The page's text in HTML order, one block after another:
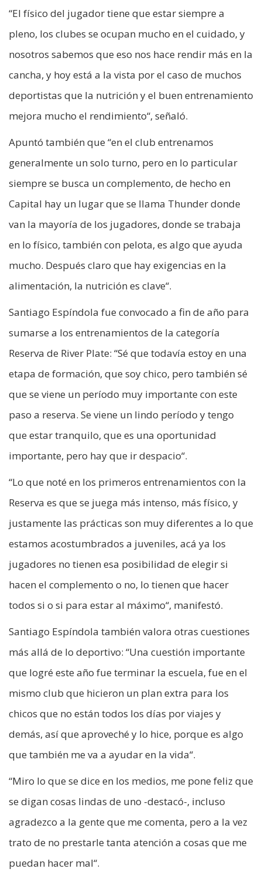
“El físico del jugador tiene que estar siempre a
pleno, los clubes se ocupan mucho en el cuidado, y
nosotros sabemos que eso nos hace rendir más en la
cancha, y hoy está a la vista por el caso de muchos
deportistas que la nutrición y el buen entrenamiento
mejora mucho el rendimiento“, señaló.
Apuntó también que “en el club entrenamos
generalmente un solo turno, pero en lo particular
siempre se busca un complemento, de hecho en
Capital hay un lugar que se llama Thunder donde
van la mayoría de los jugadores, donde se trabaja
en lo físico, también con pelota, es algo que ayuda
mucho. Después claro que hay exigencias en la
alimentación, la nutrición es clave“.
Santiago Espíndola fue convocado a fin de año para
sumarse a los entrenamientos de la categoría
Reserva de River Plate: “Sé que todavía estoy en una
etapa de formación, que soy chico, pero también sé
que se viene un período muy importante con este
paso a reserva. Se viene un lindo período y tengo
que estar tranquilo, que es una oportunidad
importante, pero hay que ir despacio“.
“Lo que noté en los primeros entrenamientos con la
Reserva es que se juega más intenso, más físico, y
justamente las prácticas son muy diferentes a lo que
estamos acostumbrados a juveniles, acá ya los
jugadores no tienen esa posibilidad de elegir si
hacen el complemento o no, lo tienen que hacer
todos si o si para estar al máximo“, manifestó.
Santiago Espíndola también valora otras cuestiones
más allá de lo deportivo: “Una cuestión importante
que logré este año fue terminar la escuela, fue en el
mismo club que hicieron un plan extra para los
chicos que no están todos los días por viajes y
demás, así que aproveché y lo hice, porque es algo
que también me va a ayudar en la vida“.
“Miro lo que se dice en los medios, me pone feliz que
se digan cosas lindas de uno -destacó-, incluso
agradezco a la gente que me comenta, pero a la vez
trato de no prestarle tanta atención a cosas que me
puedan hacer mal“.